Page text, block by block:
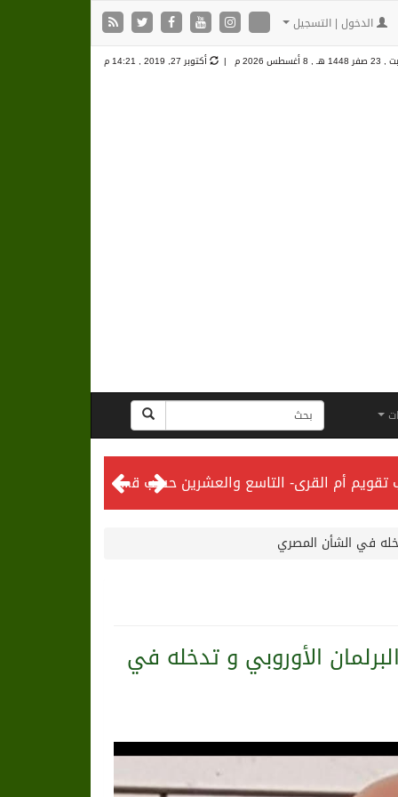
الدخول | التسجيل
1448 هـ , 8 أغسطس 2026 م | أكتوبر 27, 2019 , 14:21 م
المحكمة العليا تدعو إلى تحري رؤية هلال شهر ذي الحجة مساء يوم الأحد الثلاثين من شهر ذي القعدة -حسب تقويم أم القرى- التاسع والعشرين حسب قرار المحكمة العليا
في الشأن المصري
الأوروبي و تدخله في